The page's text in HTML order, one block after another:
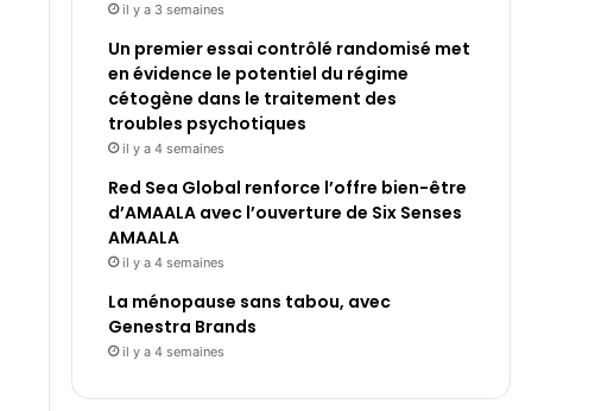
il y a 3 semaines
Un premier essai contrôlé randomisé met
en évidence le potentiel du régime
cétogène dans le traitement des
troubles psychotiques
il y a 4 semaines
Red Sea Global renforce l’offre bien-être
d’AMAALA avec l’ouverture de Six Senses
AMAALA
il y a 4 semaines
La ménopause sans tabou, avec
Genestra Brands
il y a 4 semaines